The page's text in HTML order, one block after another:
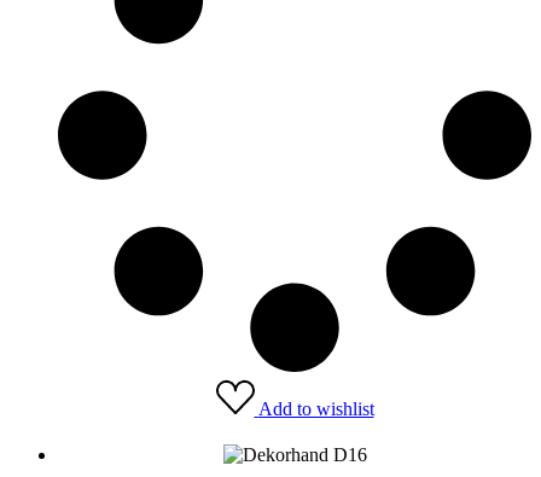
Add to wishlist